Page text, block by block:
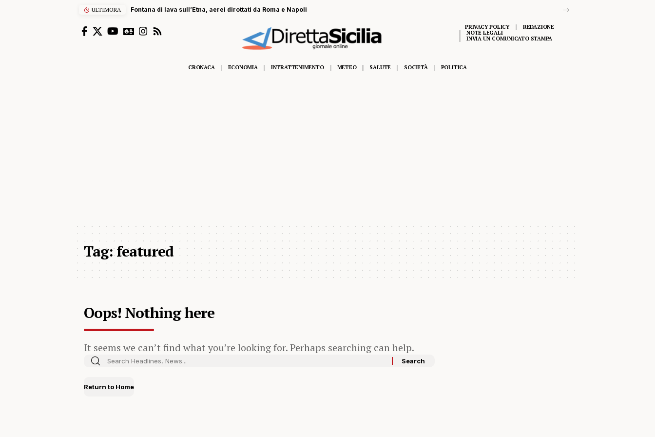
ULTIMORA Fontana di lava sull’Etna, aerei dirottati da Roma e Napoli
PRIVACY POLICY
REDAZIONE
NOTE LEGALI
INVIA UN COMUNICATO STAMPA
CRONACA ECONOMIA INTRATTENIMENTO METEO SALUTE SOCIETÀ POLITICA
Tag:featured
Oops! Nothing here
It seems we can’t find what you’re looking for. Perhaps searching can help.
Return to Home